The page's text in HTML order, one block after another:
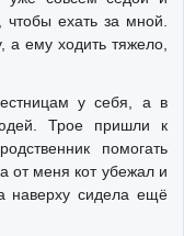
чтобы ехать за мной.
а ему ходить тяжело,
у себя, а в
Трое пришли к
помогать
от меня кот убежал и
наверху сидела ещё